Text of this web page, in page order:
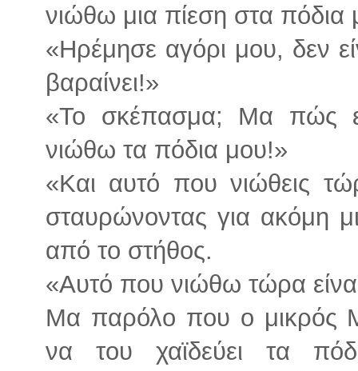
νιώθω μια πίεση στα πόδια
«Ηρέμησε αγόρι μου, δεν
βαραίνει!»
«Το σκέπασμα; Μα πώς
νιώθω τα πόδια μου!»
«Και αυτό που νιώθεις
σταυρώνοντας για ακόμη
από το στήθος.
«Αυτό που νιώθω τώρα
Μα παρόλο που ο μικρός
να του χαϊδεύει τα